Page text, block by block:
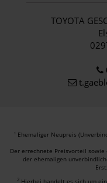
TOYOTA
1 Ehemaliger Neupreis
Der errechnete Preisvorteil sowie
der ehemaligen
2 Hierbei handelt es sich um